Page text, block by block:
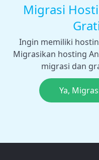
Migrasi
Ingin memiliki
Migrasikan hosting
migrasi dan
Ya,